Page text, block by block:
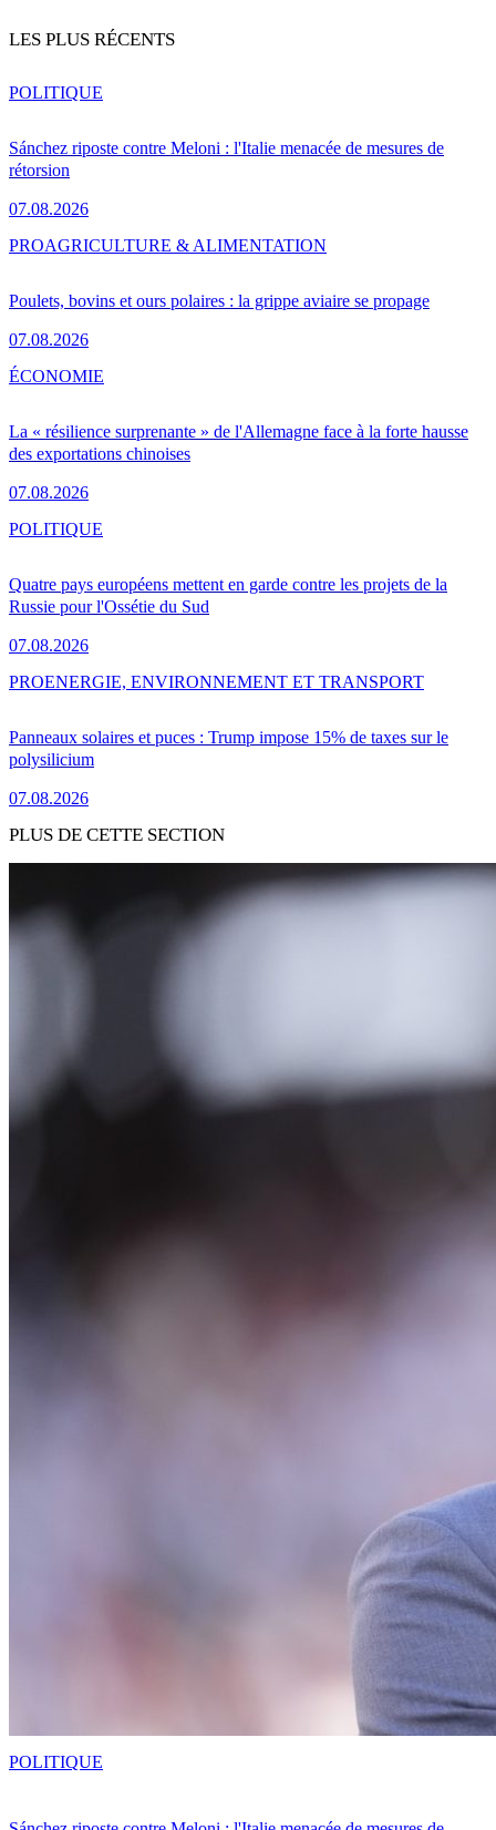
LES PLUS RÉCENTS
Sánchez riposte contre Meloni : l'Italie menacée de mesures de
rétorsion
07.08.2026
POLITIQUE
Poulets, bovins et ours polaires : la grippe aviaire se propage
07.08.2026
PROAGRICULTURE & ALIMENTATION
La « résilience surprenante » de l'Allemagne face à la forte hausse
des exportations chinoises
07.08.2026
ÉCONOMIE
Quatre pays européens mettent en garde contre les projets de la
Russie pour l'Ossétie du Sud
07.08.2026
POLITIQUE
Panneaux solaires et puces : Trump impose 15% de taxes sur le
polysilicium
07.08.2026
PROENERGIE, ENVIRONNEMENT ET TRANSPORT
PLUS DE CETTE SECTION
POLITIQUE